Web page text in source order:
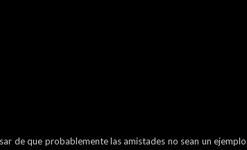
de que probablemente las amistades no sean un ejemplo